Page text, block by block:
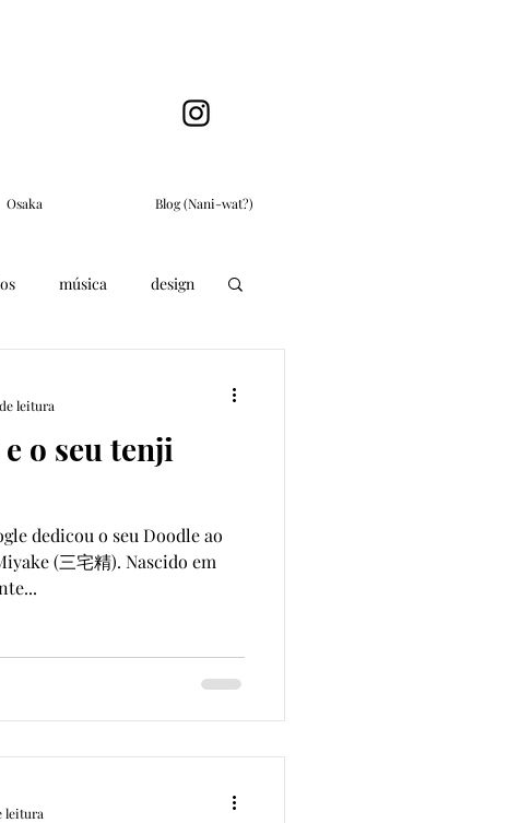
Osaka Blog (Nani-wat?)
música design
o seu tenji
dedicou o seu Doodle ao
(三宅精). Nascido em
leitura
leitura